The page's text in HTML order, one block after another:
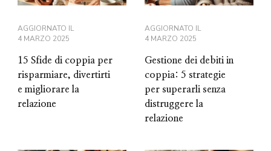
AGGIORNATO IL
4 MARZO 2025
15 Sfide di coppia per
risparmiare, divertirti
e migliorare la
relazione
AGGIORNATO IL
4 MARZO 2025
Gestione dei debiti in
coppia: 5 strategie
per superarli senza
distruggere la
relazione